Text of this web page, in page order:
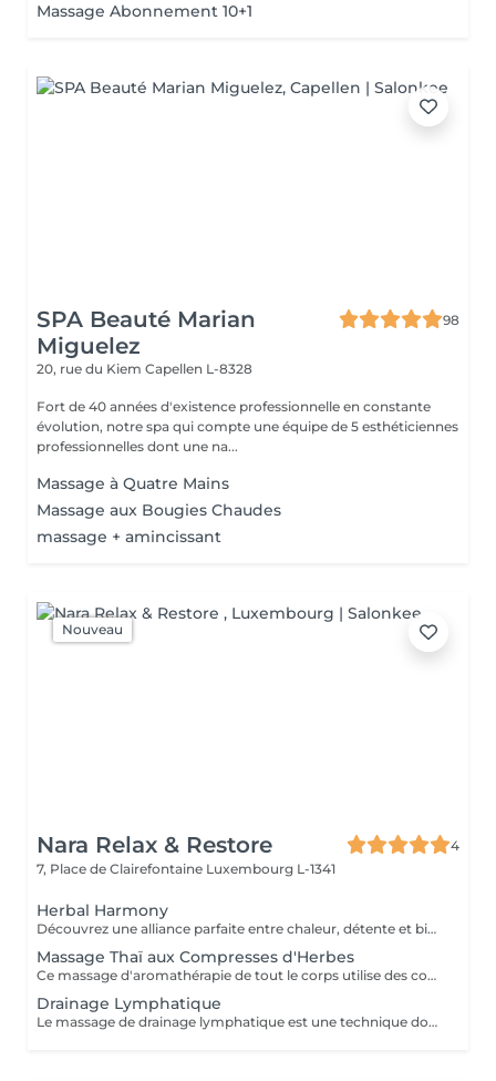
Massage Abonnement 10+1
SPA Beauté Marian
Miguelez
98
20, rue du Kiem Capellen L-8328
Fort de 40 années d'existence professionnelle en constante
évolution, notre spa qui compte une équipe de 5 esthéticiennes
professionnelles dont une na...
Massage à Quatre Mains
Massage aux Bougies Chaudes
massage + amincissant
Nouveau
Nara Relax & Restore
4
7, Place de Clairefontaine Luxembourg L-1341
Herbal Harmony
Découvrez une alliance parfaite entre chaleur, détente et bien-être thaïlandais traditionnel. Ce soin luxueux débute par un massage aux compresses d'herbes thaïlandaises utilisant des pochons d'herbes chauffés à la vapeur pour détendre les muscles et favoriser une profonde relaxation, suivi d'une séance revitalisante de réflexologie plantaire thaïlandaise. Comprend : Massage aux compresses d'herbes thaïlandaises 90 min Réflexologie plantaire thaïlandaise 30 min Durée totale : 120 min Une expérience de bien-être profondément relaxante conçue pour rétablir l'équilibre, soulager les tensions et vous procurer une sensation de fraîcheur et de sérénité.
Massage Thaï aux Compresses d'Herbes
Ce massage d'aromathérapie de tout le corps utilise des compresses chaudes remplies d'un mélange d'herbes et a un effet calmant. Deux compresses seront fournis pour être ramenés à la maison après le massage.
Drainage Lymphatique
Le massage de drainage lymphatique est une technique douce et rythmée qui stimule le système lymphatique, contribuant à l'élimination des toxines, à la réduction des gonflements et à la promotion d'une relaxation et d'un bien-être général.